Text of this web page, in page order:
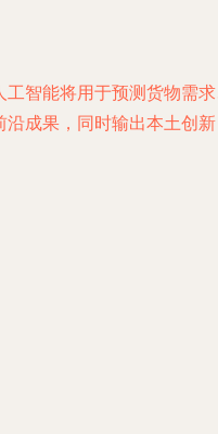
智能将用于预测货物需
成果，同时输出本土创